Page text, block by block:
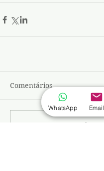
Comentários
Escreva um comentário
WhatsApp Email